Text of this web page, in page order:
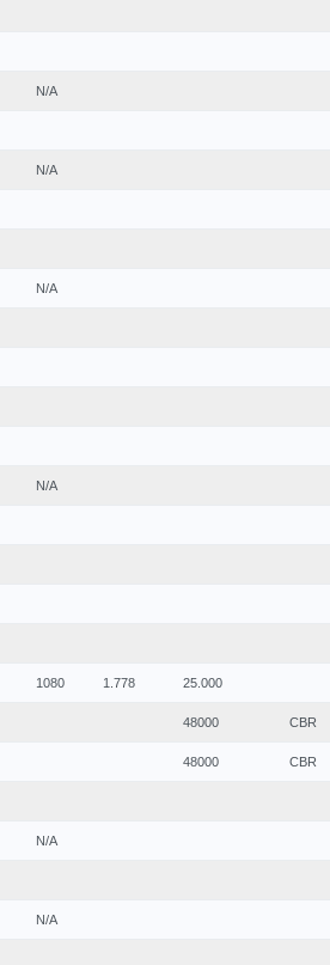
N/A
N/A
N/A
N/A
1080 1.778 25.000
48000 CBR
48000 CBR
N/A
N/A